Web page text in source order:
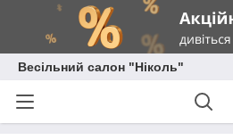
Весільний салон "Ніколь"